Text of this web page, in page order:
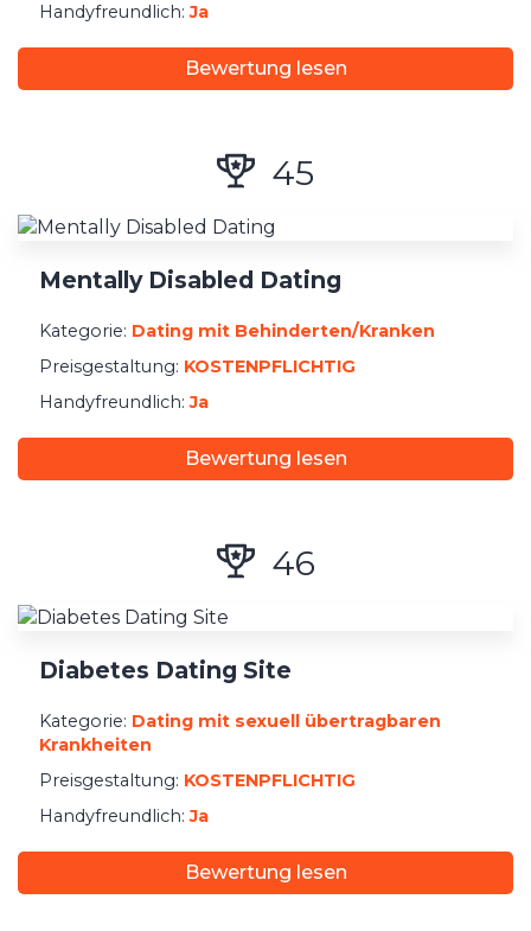
Handyfreundlich:Ja
Bewertung lesen
45
Mentally Disabled Dating
Kategorie: Dating mit Behinderten/Kranken
Preisgestaltung: KOSTENPFLICHTIG
Handyfreundlich:Ja
Bewertung lesen
46
Diabetes Dating Site
Kategorie: Dating mit sexuell übertragbaren
Krankheiten
Preisgestaltung: KOSTENPFLICHTIG
Handyfreundlich:Ja
Bewertung lesen